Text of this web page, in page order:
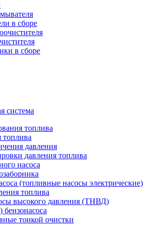
в сборе
в сборе
система
топлива
топлива
давления
давления топлива
насоса
(топливные насосы электрические)
топлива
высокого давления (ТНВД)
тонкой очистки